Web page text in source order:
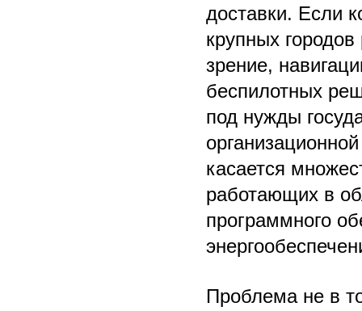
доставки. Если
крупных
зрение,
беспилотных
под нужды
касается
работающих в
программного
Проблема не в